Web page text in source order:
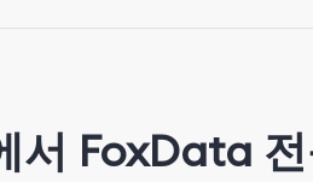
서 FoxData